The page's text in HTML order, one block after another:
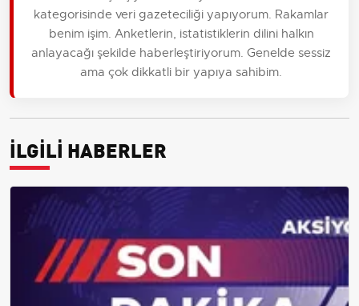
kategorisinde veri gazeteciliği yapıyorum. Rakamlar
benim işim. Anketlerin, istatistiklerin dilini halkın
anlayacağı şekilde haberleştiriyorum. Genelde sessiz
ama çok dikkatli bir yapıya sahibim.
İLGİLİ HABERLER